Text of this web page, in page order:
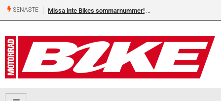
SENASTE Missa inte Bikes sommarnummer!